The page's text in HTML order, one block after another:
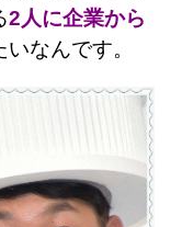
2人に企業から
いなんです。